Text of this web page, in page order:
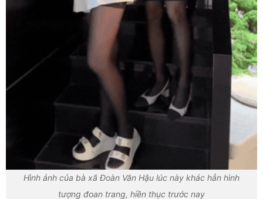
Hình ảnh của bà xã Đoàn Văn Hậu lúc này khác hẳn hình
tượng đoan trang, hiền thục trước nay